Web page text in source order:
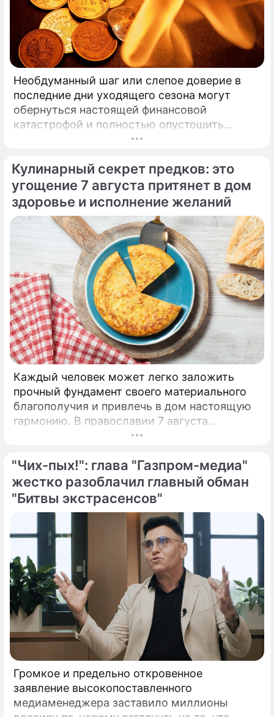
Необдуманный шаг или слепое доверие в
последние дни уходящего сезона могут
обернуться настоящей финансовой
катастрофой и полностью опустошить
кошелек. Известная шаманка и ясновидящая
экстренным предупреждением для всех, кто
привык легкомысленно относиться к своим
сбережениям.
Кулинарный секрет предков: это
угощение 7 августа притянет в дом
здоровье и исполнение желаний
Каждый человек может легко заложить
прочный фундамент своего материального
благополучия и привлечь в дом настоящую
гармонию. В православии 7 августа
почитают память праведной Анны, матери
"Чих-пых!": глава "Газпром-медиа"
жестко разоблачил главный обман
"Битвы экстрасенсов"
Громкое и предельно откровенное
заявление высокопоставленного
медиаменеджера заставило миллионы